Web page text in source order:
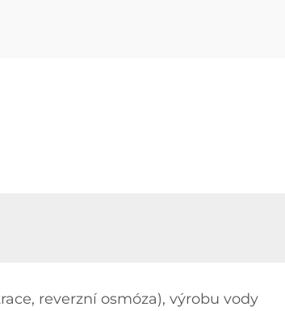
reverzní osmóza), výrobu vody